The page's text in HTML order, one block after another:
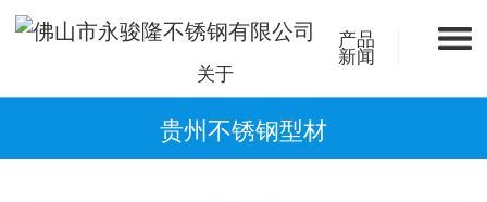
产品
新闻
关于
贵州不锈钢型材